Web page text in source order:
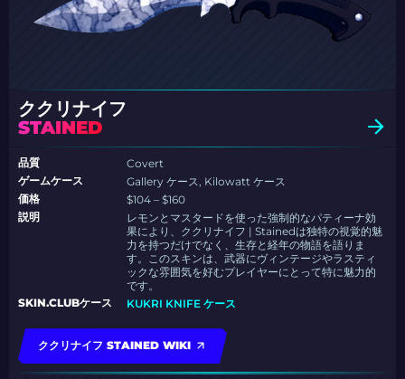
ククリナイフ
STAINED
品質
Covert
ゲームケース
Gallery ケース, Kilowatt ケース
価格
$104 – $160
説明
レモンとマスタードを使った強制的なパティーナ効
果により、ククリナイフ | Stainedは独特の視覚的魅
力を持つだけでなく、生存と経年の物語を語りま
す。このスキンは、武器にヴィンテージやラスティ
ックな雰囲気を好むプレイヤーにとって特に魅力的
です。
SKIN.CLUBケース
KUKRI KNIFE ケース
ククリナイフ STAINED WIKI